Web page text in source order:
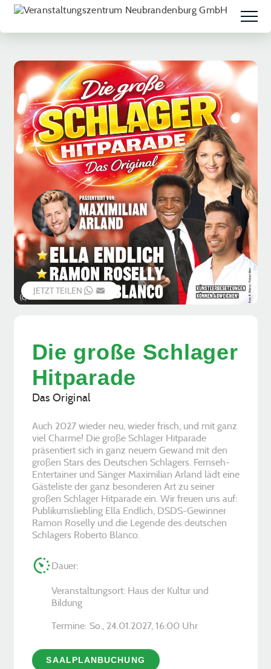
(c) M. Prinz
JETZT TEILEN WHATSAPP
EMAIL
Die große Schlager
Hitparade
Das Original
Auch 2027 wieder neu, wieder frisch, und mit ganz
viel Charme! Die große Schlager Hitparade
präsentiert sich in ganz neuem Gewand mit den
großen Stars des Deutschen Schlagers. Fernseh-
Entertainer und Sänger Maximilian Arland lädt eine
Gästeliste der ganz besonderen Art zu seiner
großen Schlager Hitparade ein. Wir freuen uns auf:
Publikumsliebling Ella Endlich, DSDS-Gewinner
Ramon Roselly und die Legende des deutschen
Schlagers Roberto Blanco.
Dauer:
Veranstaltungsort: Haus der Kultur und
Bildung
Termine: So., 24.01.2027, ­16:00 Uhr
SAALPLANBUCHUNG